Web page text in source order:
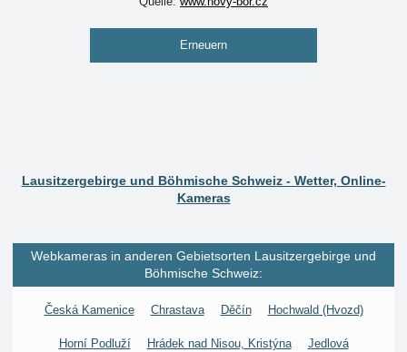
Erneuern
Lausitzergebirge und Böhmische Schweiz - Wetter, Online-
Kameras
Webkameras in anderen Gebietsorten Lausitzergebirge und
Böhmische Schweiz:
Česká Kamenice Chrastava Děčín Hochwald (Hvozd)
Horní Podluží Hrádek nad Nisou, Kristýna Jedlová